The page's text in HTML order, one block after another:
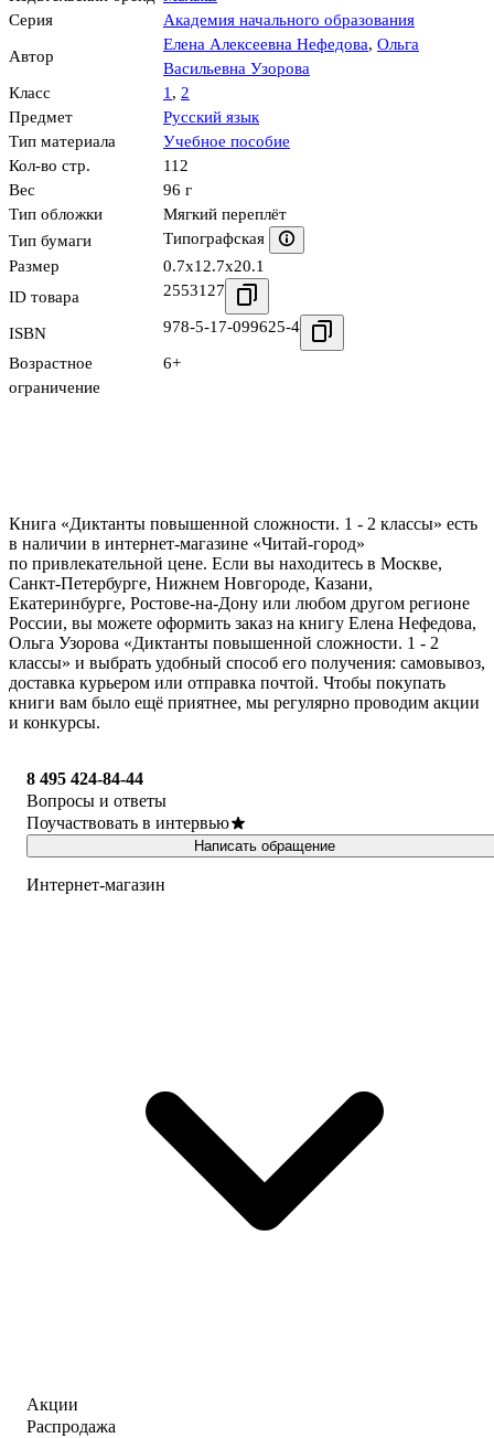
Серия
Академия начального образования
Автор
Елена Алексеевна Нефедова, Ольга
Васильевна Узорова
Класс
1, 2
Предмет
Русский язык
Тип материала
Учебное пособие
Кол-во стр.
112
Вес
96 г
Тип обложки
Мягкий переплёт
Тип бумаги
Типографская
Размер
0.7x12.7x20.1
ID товара
2553127
ISBN 978-5-17-099625-4
Возрастное
ограничение
6+
Книга «Диктанты повышенной сложности. 1 - 2 классы» есть
в наличии в интернет-магазине «Читай-город»
по привлекательной цене. Если вы находитесь в Москве,
Санкт-Петербурге, Нижнем Новгороде, Казани,
Екатеринбурге, Ростове-на-Дону или любом другом регионе
России, вы можете оформить заказ на книгу Елена Нефедова,
Ольга Узорова «Диктанты повышенной сложности. 1 - 2
классы» и выбрать удобный способ его получения: самовывоз,
доставка курьером или отправка почтой. Чтобы покупать
книги вам было ещё приятнее, мы регулярно проводим акции
и конкурсы.
8 495 424-84-44
Вопросы и ответы
Поучаствовать в интервью
Написать обращение
Интернет-магазин
Акции
Распродажа